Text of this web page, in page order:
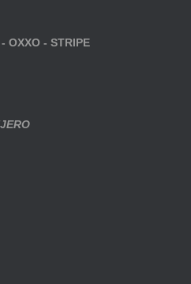
OXXO - STRIPE